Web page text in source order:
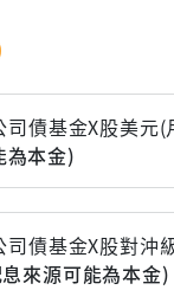
債基金X股美元(
為本金)
債基金X股對沖
來源可能為本金)